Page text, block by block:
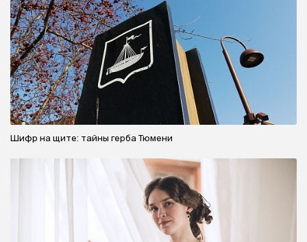
Шифр на щите: тайны герба Тюмени